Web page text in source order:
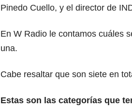
Pinedo Cuello, y el director de
En W Radio le contamos cuáles
una.
Cabe resaltar que son siete en
Estas son las categorías que